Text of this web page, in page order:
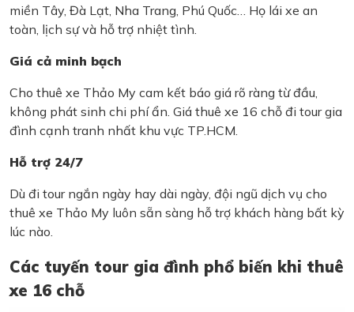
miền Tây, Đà Lạt, Nha Trang, Phú Quốc… Họ lái xe an
toàn, lịch sự và hỗ trợ nhiệt tình.
Giá cả minh bạch
Cho thuê xe Thảo My cam kết báo giá rõ ràng từ đầu,
không phát sinh chi phí ẩn. Giá thuê xe 16 chỗ đi tour gia
đình cạnh tranh nhất khu vực TP.HCM.
Hỗ trợ 24/7
Dù đi tour ngắn ngày hay dài ngày, đội ngũ dịch vụ cho
thuê xe Thảo My luôn sẵn sàng hỗ trợ khách hàng bất kỳ
lúc nào.
Các tuyến tour gia đình phổ biến khi thuê
xe 16 chỗ